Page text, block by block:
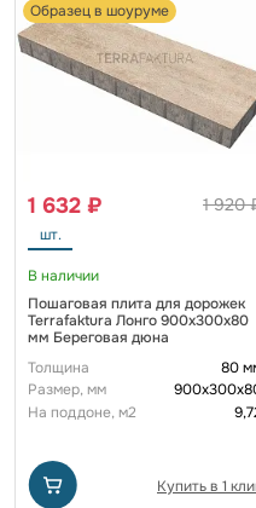
Образец в шоуруме
1 920
1 632 ₽
шт.
В наличии
Пошаговая плита для дорожек
Terrafaktura Лонго 900х300х80
мм Береговая дюна
Толщина
80
Размер, мм
На поддоне, м2
Купить в 1